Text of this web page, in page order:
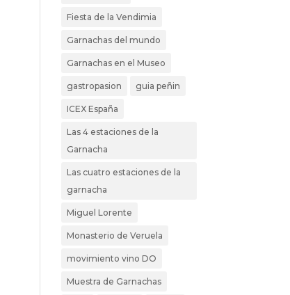
Fiesta de la Vendimia
Garnachas del mundo
Garnachas en el Museo
gastropasion guia peñin
ICEX España
Las 4 estaciones de la
Garnacha
Las cuatro estaciones de la
garnacha
Miguel Lorente
Monasterio de Veruela
movimiento vino DO
Muestra de Garnachas